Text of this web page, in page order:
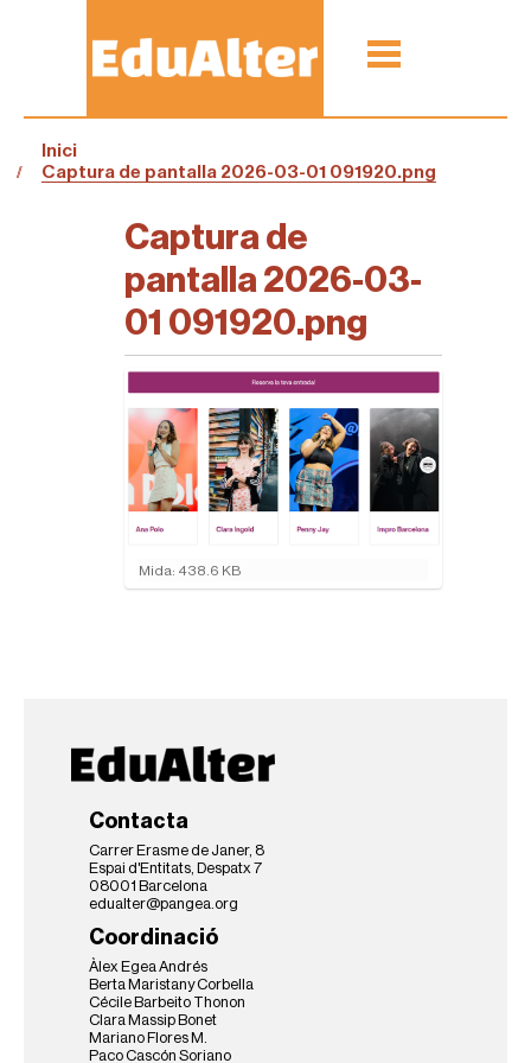
Inici
Captura de pantalla 2026-03-01 091920.png
Captura de
pantalla 2026-03-
01 091920.png
F
e
r
a
i
s
u
a
l
i
z
a
r
l
Mida: 438.6 KB
Contacta
Carrer Erasme de Janer, 8
Espai d'Entitats, Despatx 7
08001 Barcelona
edualter@pangea.org
Coordinació
Àlex Egea Andrés
Berta Maristany Corbella
Cécile Barbeito Thonon
Clara Massip Bonet
Mariano Flores M.
Paco Cascón Soriano